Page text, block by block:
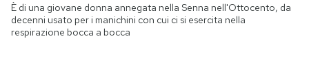
È di una giovane donna annegata nella Senna nell'Ottocento, da
decenni usato per i manichini con cui ci si esercita nella
respirazione bocca a bocca